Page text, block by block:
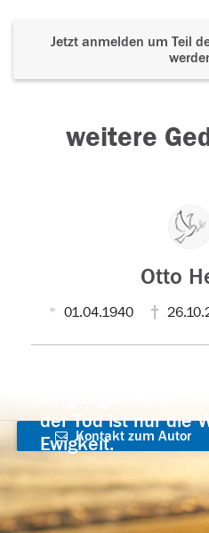
Jetzt anmelden um Teil
weitere
Otto
01.04.1940
der Tod ist nur die
Ewigkeit.
Kontakt zum Autor
aufnehmen